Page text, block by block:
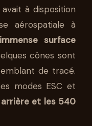
à disposition
aérospatiale à
surface
cônes sont
de tracé.
modes ESC et
et les 540